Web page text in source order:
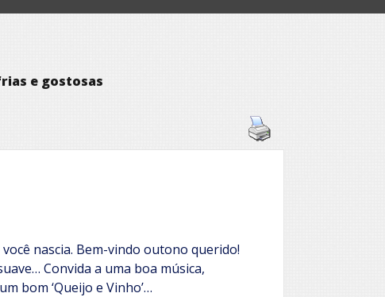
e gostosas
nascia. Bem-vindo outono querido!
Convida a uma boa música,
bom ‘Queijo e Vinho’…